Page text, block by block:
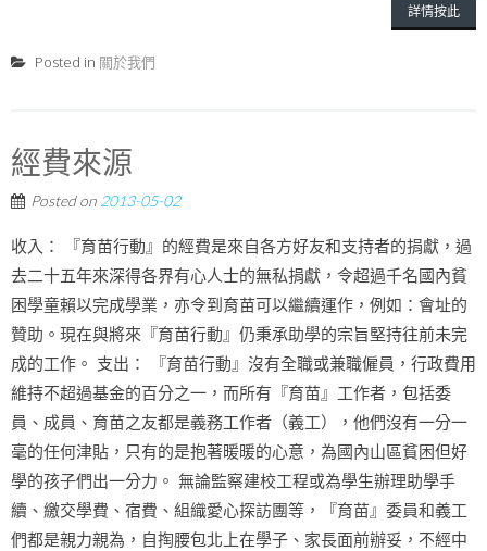
詳情按此
Posted in 關於我們
經費來源
Posted on 2013-05-02
收入： 『育苗行動』的經費是來自各方好友和支持者的捐獻，過
去二十五年來深得各界有心人士的無私捐獻，令超過千名國內貧
困學童賴以完成學業，亦令到育苗可以繼續運作，例如：會址的
贊助。現在與將來『育苗行動』仍秉承助學的宗旨堅持往前未完
成的工作。 支出： 『育苗行動』沒有全職或兼職僱員，行政費用
維持不超過基金的百分之一，而所有『育苗』工作者，包括委
員、成員、育苗之友都是義務工作者（義工），他們沒有一分一
毫的任何津貼，只有的是抱著暖暖的心意，為國內山區貧困但好
學的孩子們出一分力。 無論監察建校工程或為學生辦理助學手
續、繳交學費、宿費、組織愛心探訪團等，『育苗』委員和義工
們都是親力親為，自掏腰包北上在學子、家長面前辦妥，不經中